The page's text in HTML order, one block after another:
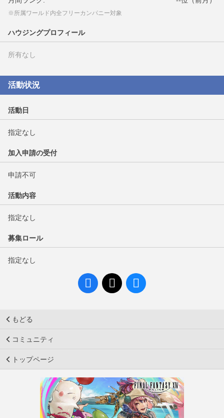
※所属ワールド内全フリーカンパニー対象
ハウジングプロフィール
所有なし
活動状況
活動日
指定なし
加入申請の受付
申請不可
活動内容
指定なし
募集ロール
指定なし
もどる
コミュニティ
トップページ